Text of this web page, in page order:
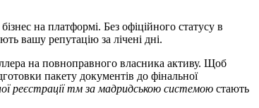
на платформі. Без офіційного статусу в
вашу репутацію за лічені дні.
на повноправного власника активу. Щоб
пакету документів до фінальної
реєстрації тм за мадридською системою стають